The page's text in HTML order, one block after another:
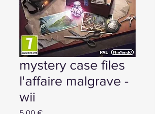
mystery case files
l'affaire malgrave -
wii
Prix